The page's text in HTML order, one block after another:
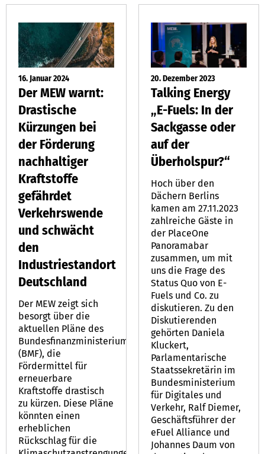
16. Januar 2024
Der MEW warnt:
Drastische
Kürzungen bei
der Förderung
nachhaltiger
Kraftstoffe
gefährdet
Verkehrswende
und schwächt
den
Industriestandort
Deutschland
Der MEW zeigt sich
besorgt über die
aktuellen Pläne des
Bundesfinanzministeriums
(BMF), die
Fördermittel für
erneuerbare
Kraftstoffe drastisch
zu kürzen. Diese Pläne
könnten einen
erheblichen
Rückschlag für die
20. Dezember 2023
Talking Energy
„E-Fuels: In der
Sackgasse oder
auf der
Überholspur?“
Hoch über den
Dächern Berlins
kamen am 27.11.2023
zahlreiche Gäste in
der PlaceOne
Panoramabar
zusammen, um mit
uns die Frage des
Status Quo von E-
Fuels und Co. zu
diskutieren. Zu den
Diskutierenden
gehörten Daniela
Kluckert,
Parlamentarische
Staatssekretärin im
Bundesministerium
für Digitales und
Verkehr, Ralf Diemer,
Geschäftsführer der
eFuel Alliance und
Johannes Daum von